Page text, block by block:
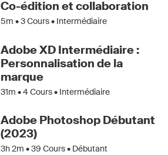
Co-édition et collaboration
5m •3Cours • Intermédiaire
Adobe XD Intermédiaire :
Personnalisation de la
marque
31m •4Cours • Intermédiaire
Adobe Photoshop Débutant
(2023)
3h 2m •39 Cours • Débutant